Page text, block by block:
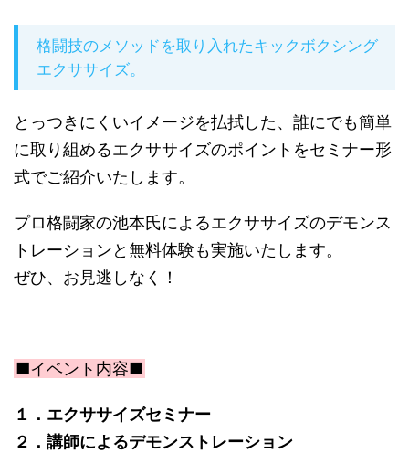
格闘技のメソッドを取り入れたキックボクシング
エクササイズ。
とっつきにくいイメージを払拭した、誰にでも簡単
に取り組めるエクササイズのポイントをセミナー形
式でご紹介いたします。
プロ格闘家の池本氏によるエクササイズのデモンス
トレーションと無料体験も実施いたします。
ぜひ、お見逃しなく！
■イベント内容■
１．エクササイズセミナー
２．講師によるデモンストレーション